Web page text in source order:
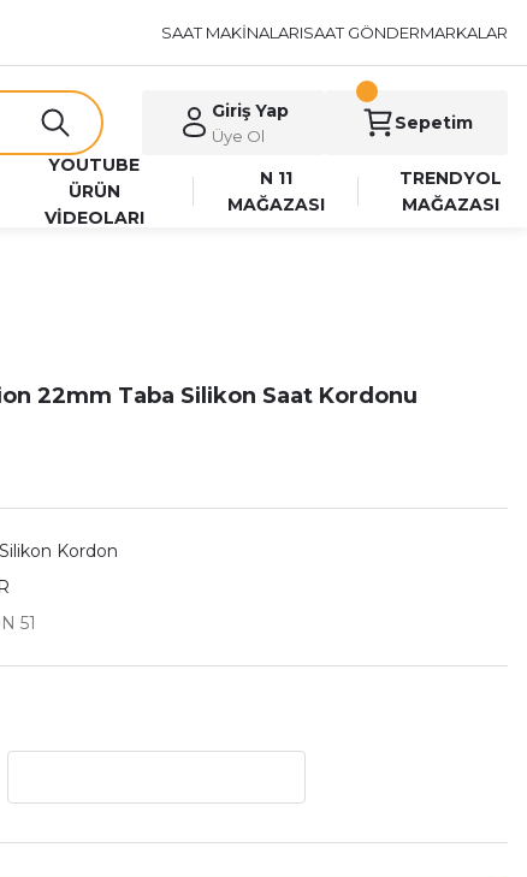
SAAT MAKİNALARISAAT GÖNDERMARKALAR
Giriş Yap
Üye Ol
Sepetim
YOUTUBE
ÜRÜN
VİDEOLARI
N 11
MAĞAZASI
TRENDYOL
MAĞAZASI
22mm Taba Silikon Saat Kordonu
Kordon
51